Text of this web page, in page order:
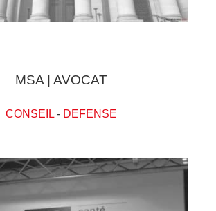
MSA | AVOCAT
CONSEIL- DEFENSE